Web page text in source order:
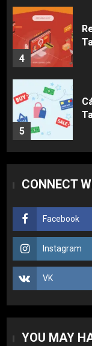
4
5
2
CONNECT
Facebook
Instagram
VK
YOU MAY